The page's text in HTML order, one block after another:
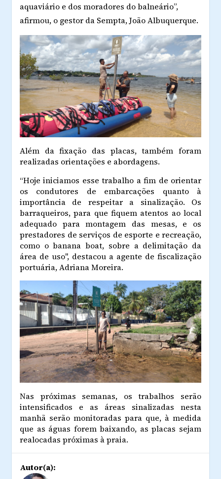
aquaviário e dos moradores do balneário”,
afirmou, o gestor da Sempta, João Albuquerque.
Além da fixação das placas, também foram
realizadas orientações e abordagens.
“Hoje iniciamos esse trabalho a fim de orientar
os condutores de embarcações quanto à
importância de respeitar a sinalização. Os
barraqueiros, para que fiquem atentos ao local
adequado para montagem das mesas, e os
prestadores de serviços de esporte e recreação,
como o banana boat, sobre a delimitação da
área de uso", destacou a agente de fiscalização
portuária, Adriana Moreira.
Nas próximas semanas, os trabalhos serão
intensificados e as áreas sinalizadas nesta
manhã serão monitoradas para que, à medida
que as águas forem baixando, as placas sejam
realocadas próximas à praia.
Autor(a):